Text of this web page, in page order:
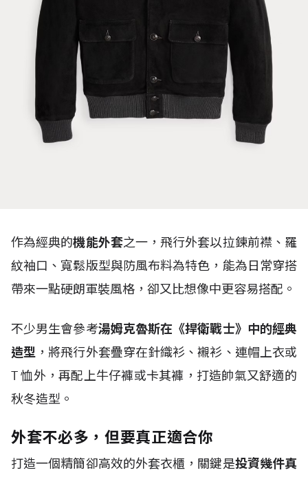
作為經典的機能外套之一，飛行外套以拉鍊前襟、羅
紋袖口、寬鬆版型與防風布料為特色，能為日常穿搭
帶來一點硬朗軍裝風格，卻又比想像中更容易搭配。
不少男生會參考湯姆克魯斯在《捍衛戰士》中的經典
造型 ，將飛行外套疊穿在針織衫、襯衫、連帽上衣或
T恤外，再配上牛仔褲或卡其褲，打造帥氣又舒適的
秋冬造型。
外套不必多，但要真正適合你
打造一個精簡卻高效的外套衣櫃，關鍵是投資幾件真